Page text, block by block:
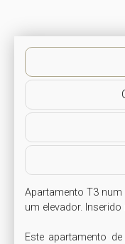
Apartamento T3
um elevador.
Este apartamento